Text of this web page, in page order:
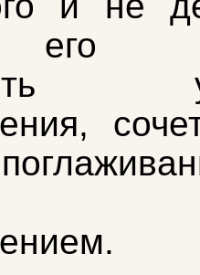
его